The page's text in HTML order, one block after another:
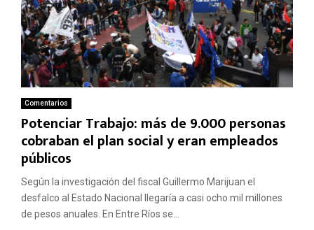
Comentarios
Potenciar Trabajo: más de 9.000 personas
cobraban el plan social y eran empleados
públicos
Según la investigación del fiscal Guillermo Marijuan el
desfalco al Estado Nacional llegaría a casi ocho mil millones
de pesos anuales. En Entre Ríos se...